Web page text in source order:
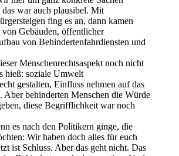
war auch plausibel. Mit
fing es an, dann kamen
Gebäuden, öffentlicher
von Behindertenfahrdiensten und
Menschenrechtsaspekt noch nicht
hieß: soziale Umwelt
gestalten, Einfluss nehmen auf das
Aber behinderten Menschen die Würde
diese Begrifflichkeit war noch
es nach den Politikern ginge, die
Wir haben doch alles für euch
ist Schluss. Aber das geht nicht. Das